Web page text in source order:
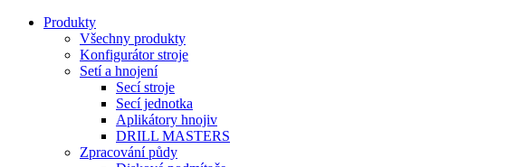
Produkty
Všechny produkty
Konfigurátor stroje
Setí a hnojení
Secí stroje
Secí jednotka
Aplikátory hnojiv
DRILL MASTERS
Zpracování půdy